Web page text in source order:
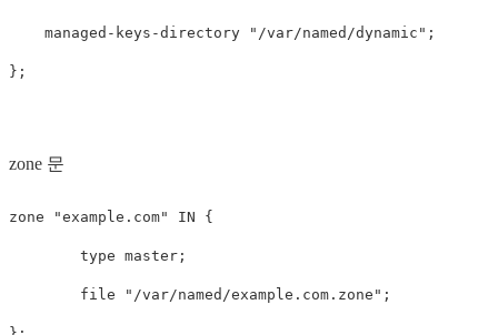
    managed-keys-directory "/var/named/dynamic";
zone 문
zone "example.com" IN {
        type master;
        file "/var/named/example.com.zone";